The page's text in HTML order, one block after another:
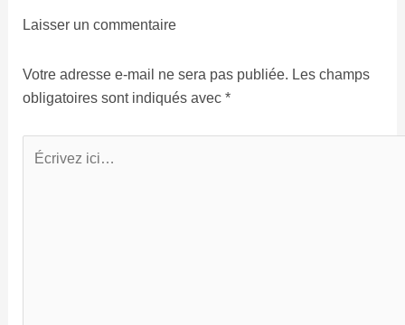
Laisser un commentaire
Votre adresse e-mail ne sera pas publiée. Les champs
obligatoires sont indiqués avec *